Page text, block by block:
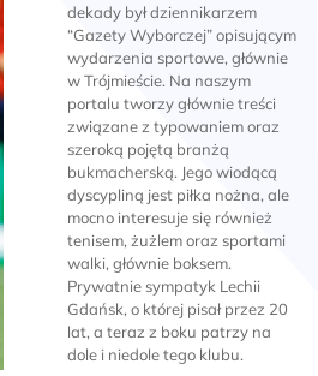
dekady był dziennikarzem
“Gazety Wyborczej” opisującym
wydarzenia sportowe, głównie
w Trójmieście. Na naszym
portalu tworzy głównie treści
związane z typowaniem oraz
szeroką pojętą branżą
bukmacherską. Jego wiodącą
dyscypliną jest piłka nożna, ale
mocno interesuje się również
tenisem, żużlem oraz sportami
walki, głównie boksem.
Prywatnie sympatyk Lechii
Gdańsk, o której pisał przez 20
lat, a teraz z boku patrzy na
dole i niedole tego klubu.